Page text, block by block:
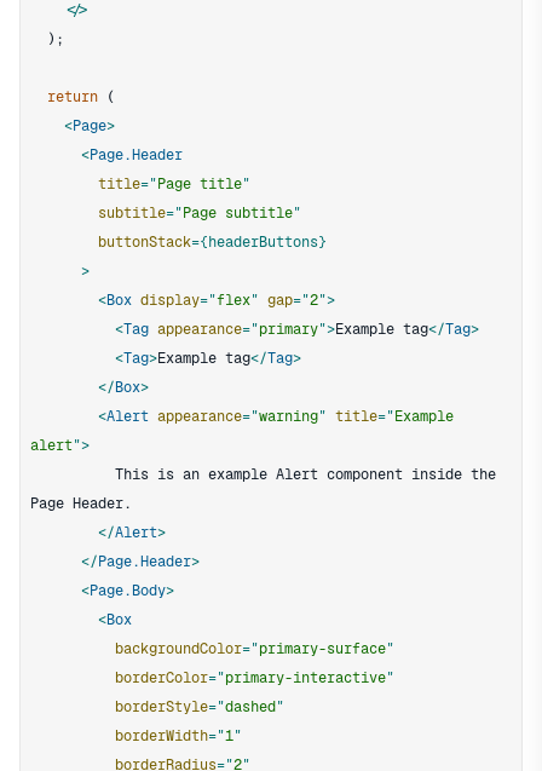
</
) ;
return
(
<Page>
<Page.Header
title=" Page title"
subtitle=" Page subtitle"
buttonStack={ headerButtons}
>
<Box display="flex" gap="2">
<Tag appearance="primary">Example tag</Tag>
<Tag>Example tag</Tag>
</ Box>
<Alert appearance="warning" title=" Example
alert">
</Alert>
</ Page.Header>
<Page.Body>
<Box
backgroundColor="primary-surface"
borderColor="primary-interactive"
borderStyle="dashed "
borderWidth="1"
borderRadius="2"